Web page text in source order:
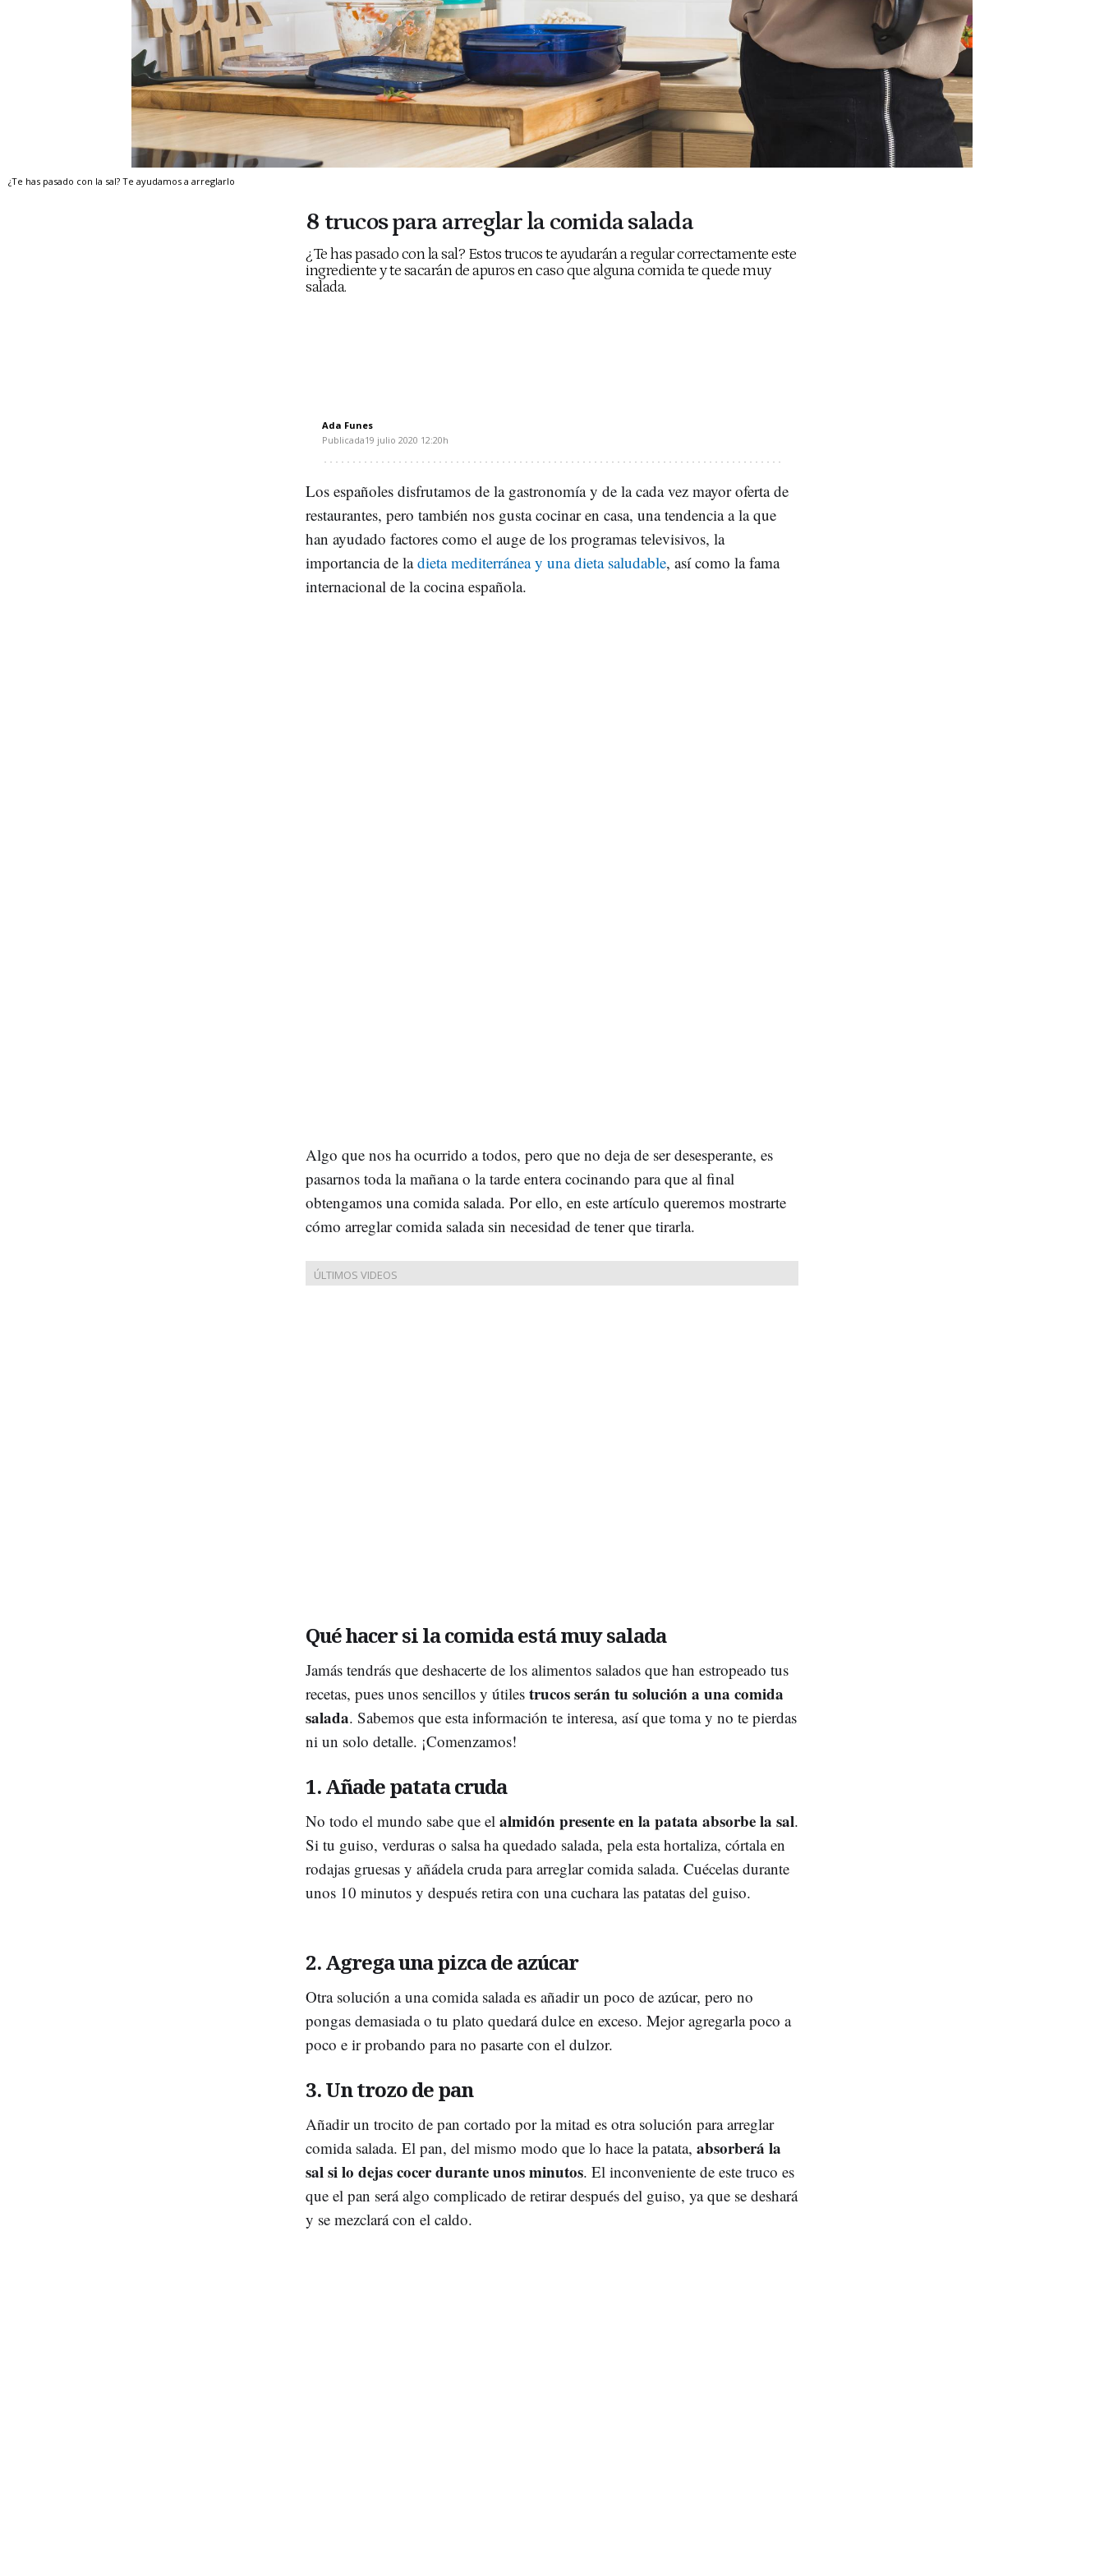
¿Te has pasado con la sal? Te ayudamos a arreglarlo
8 trucos para arreglar la comida salada
¿Te has pasado con la sal? Estos trucos te ayudarán a regular correctamente este
ingrediente y te sacarán de apuros en caso que alguna comida te quede muy
salada.
Ada Funes
Publicada19 julio 2020 12:20h
Los españoles disfrutamos de la gastronomía y de la cada vez mayor oferta de
restaurantes, pero también nos gusta cocinar en casa, una tendencia a la que
han ayudado factores como el auge de los programas televisivos, la
importancia de ladieta mediterránea y una dieta saludable, así como la fama
internacional de la cocina española.
Algo que nos ha ocurrido a todos, pero que no deja de ser desesperante, es
pasarnos toda la mañana o la tarde entera cocinando para que al final
obtengamos una comida salada. Por ello, en este artículo queremos mostrarte
cómo arreglar comida salada sin necesidad de tener que tirarla.
Qué hacer si la comida está muy salada
Jamás tendrás que deshacerte de los alimentos salados que han estropeado tus
recetas, pues unos sencillos y útiles trucos serán tu solución a una comida
salada. Sabemos que esta información te interesa, así que toma y no te pierdas
ni un solo detalle. ¡Comenzamos!
1. Añade patata cruda
No todo el mundo sabe que el almidón presente en la patata absorbe la sal.
Si tu guiso, verduras o salsa ha quedado salada, pela esta hortaliza, córtala en
rodajas gruesas y añádela cruda para arreglar comida salada. Cuécelas durante
unos 10 minutos y después retira con una cuchara las patatas del guiso.
2. Agrega una pizca de azúcar
Otra solución a una comida salada es añadir un poco de azúcar, pero no
pongas demasiada o tu plato quedará dulce en exceso. Mejor agregarla poco a
poco e ir probando para no pasarte con el dulzor.
3. Un trozo de pan
Añadir un trocito de pan cortado por la mitad es otra solución para arreglar
comida salada. El pan, del mismo modo que lo hace la patata, absorberá la
sal si lo dejas cocer durante unos minutos. El inconveniente de este truco es
que el pan será algo complicado de retirar después del guiso, ya que se deshará
y se mezclará con el caldo.